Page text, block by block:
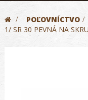
> POĽOVNÍCTVO >
1/ SR 30 PEVNÁ NA